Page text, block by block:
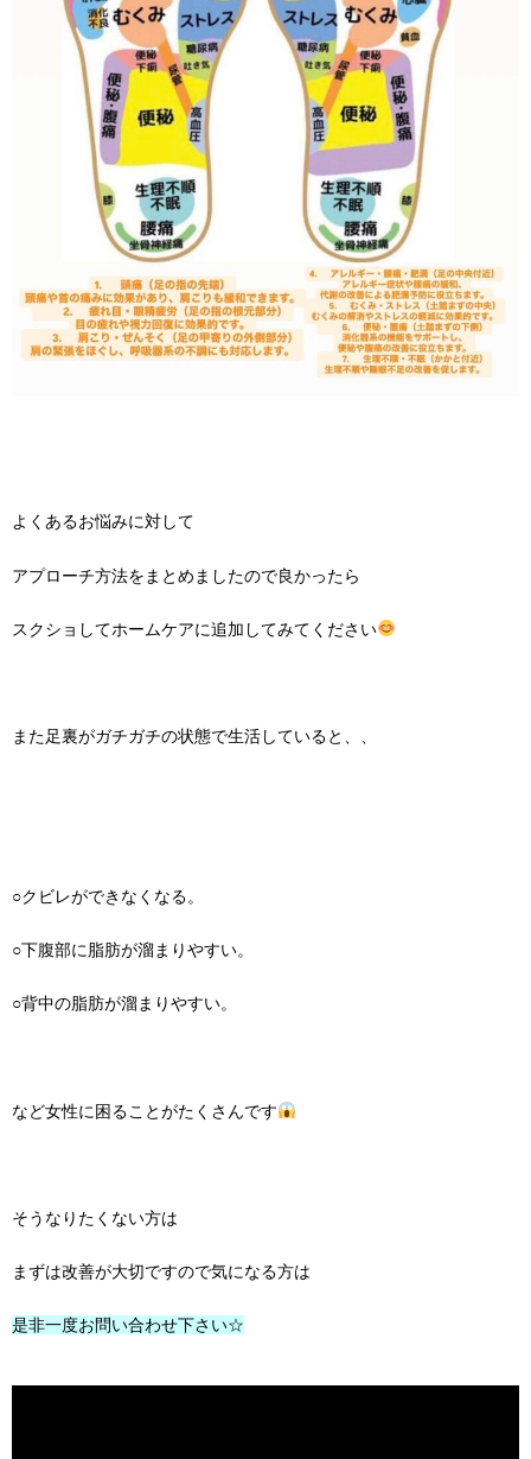
よくあるお悩みに対して
アプローチ方法をまとめましたので良かったら
スクショしてホームケアに追加してみてください
また足裏がガチガチの状態で生活していると、、
○クビレができなくなる。
○下腹部に脂肪が溜まりやすい。
○背中の脂肪が溜まりやすい。
など女性に困ることがたくさんです
そうなりたくない方は
まずは改善が大切ですので気になる方は
是非一度お問い合わせ下さい☆